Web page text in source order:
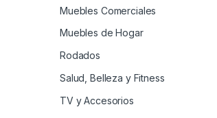
Muebles Comerciales
Muebles de Hogar
Rodados
Salud, Belleza y Fitness
TV y Accesorios